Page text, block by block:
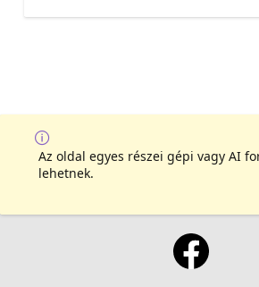
Az oldal egyes részei gépi vagy AI
lehetnek.